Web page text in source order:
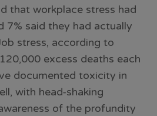
that workplace stress had
7% said they had actually
stress, according to
excess deaths each
documented toxicity in
with head-shaking
of the profundity